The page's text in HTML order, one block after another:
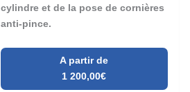
cylindre et de la pose de cornières
anti-pince.
A partir de
1 200,00€